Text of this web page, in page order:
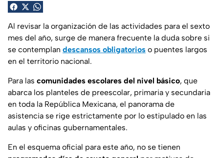
Al revisar la organización de las actividades para el sexto
mes del año, surge de manera frecuente la duda sobre si
se contemplan descansos obligatorios o puentes largos
en el territorio nacional.
Para las comunidades escolares del nivel básico, que
abarca los planteles de preescolar, primaria y secundaria
en toda la República Mexicana, el panorama de
asistencia se rige estrictamente por lo estipulado en las
aulas y oficinas gubernamentales.
En el esquema oficial para este año, no se tienen